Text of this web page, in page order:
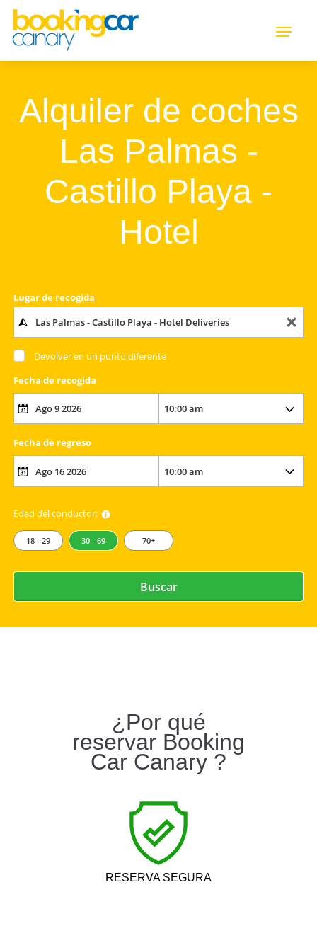
Alquiler de coches
Las Palmas -
Castillo Playa -
Hotel
Lugar de recogida
Devolver en un punto diferente
Fecha de recogida
Fecha de regreso
Edad del conductor:
18 - 29 30 - 69 70+
Buscar
¿Por qué
reservar Booking
Car Canary ?
RESERVA SEGURA